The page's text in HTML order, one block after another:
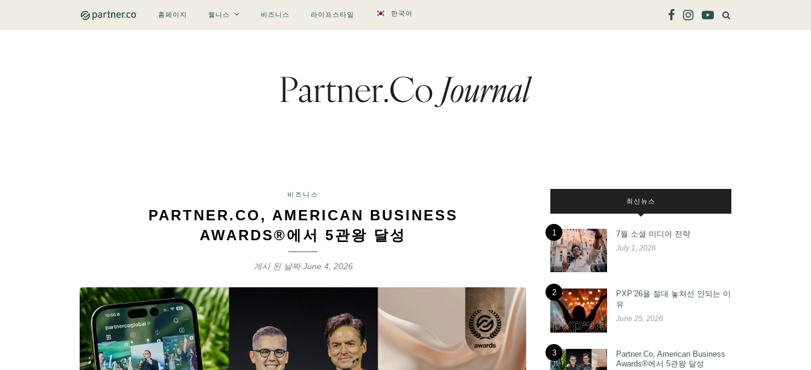
홈페이지 웰니스 비즈니스 라이프스타일 한국어
비즈니스
PARTNER.CO, AMERICAN BUSINESS
AWARDS®에서 5관왕 달성
게시 된 날짜June 4, 2026
최신뉴스
1 7월 소셜 미디어 전략
July 1, 2026
2
PXP’26을 절대 놓쳐선 안되는 이
유
June 25, 2026
3
Partner.Co, American Business
Awards®에서 5관왕 달성